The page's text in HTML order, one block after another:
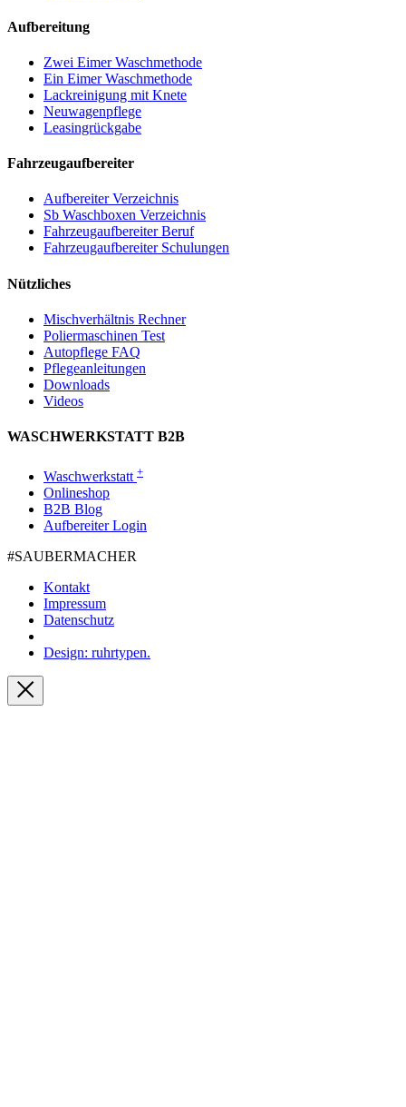
Aufbereitung
Zwei Eimer Waschmethode
Ein Eimer Waschmethode
Lackreinigung mit Knete
Neuwagenpflege
Leasingrückgabe
Fahrzeugaufbereiter
Aufbereiter Verzeichnis
Sb Waschboxen Verzeichnis
Fahrzeugaufbereiter Beruf
Fahrzeugaufbereiter Schulungen
Nützliches
Mischverhältnis Rechner
Poliermaschinen Test
Autopflege FAQ
Pflegeanleitungen
Downloads
Videos
WASCHWERKSTATT B2B
Waschwerkstatt +
Onlineshop
B2B Blog
Aufbereiter Login
#SAUBER­MACHER
Kontakt
Impressum
Datenschutz
Design: ruhrtypen.